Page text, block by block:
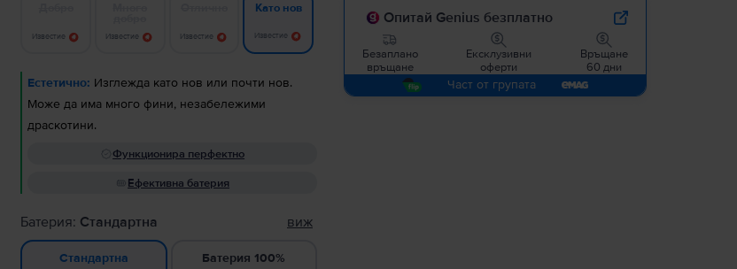
Известие Известие Известие
Като нов
Известие
Естетично: Изглежда като нов или почти нов.
Може да има много фини, незабележими
драскотини.
Функционира перфектно
Ефективна батерия
Батерия: Стандартна виж
Стандартна
Батерия 100%
Опитай Genius безплатно
Безаплано
връщане
Ексклузивни
оферти
Връщане
60 дни
Част от групата